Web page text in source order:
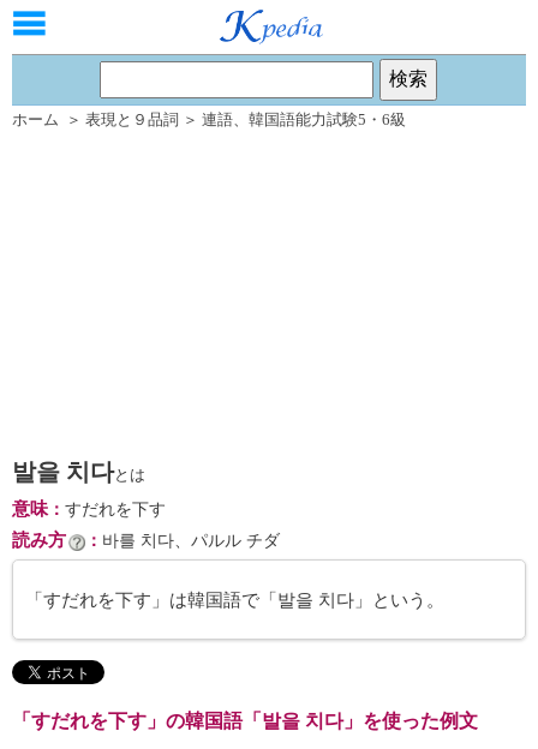
ホーム ＞ 表現と９品詞 ＞ 連語、 韓国語能力試験5・6級
발을 치다とは
意味： すだれを下す
読み方 ： 바를 치다、パルル チダ
「すだれを下す」は韓国語で「발을 치다」という。
「すだれを下す」の韓国語「발을 치다」を使った例文